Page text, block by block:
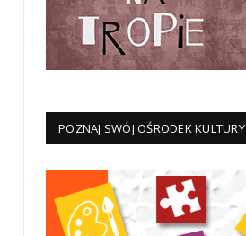
POZNAJ SWÓJ OŚRODEK KULTURY